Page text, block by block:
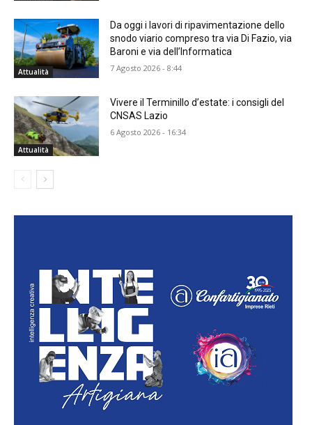
Attualità
Da oggi i lavori di ripavimentazione dello
snodo viario compreso tra via Di Fazio, via
Baroni e via dell’Informatica
7 Agosto 2026 - 8:44
Attualità
Vivere il Terminillo d’estate: i consigli del
CNSAS Lazio
6 Agosto 2026 - 16:34